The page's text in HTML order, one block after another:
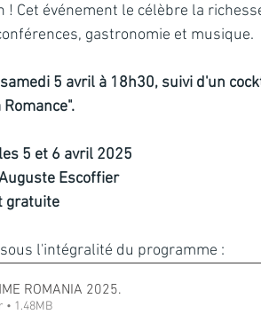
! Cet événement le célèbre la
gastronomie et musique.
5 avril à 18h30, suivi d'un
5 et 6 avril 2025
Escoffier
gratuite
l'intégralité du programme :
ROMANIA 2025.
Télécharger • 1.48MB